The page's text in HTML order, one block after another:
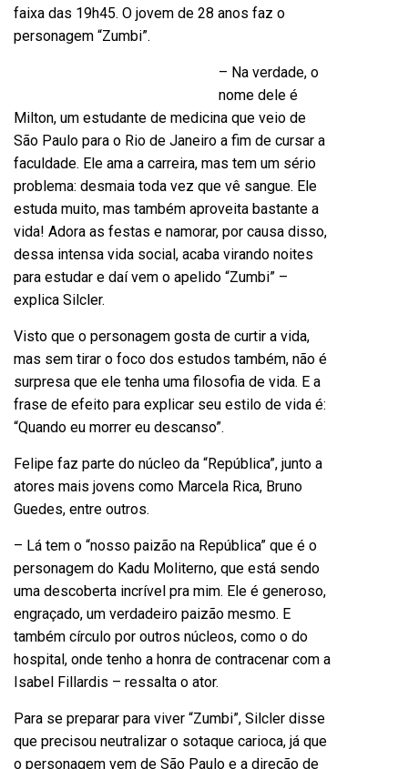
faixa das 19h45. O jovem de 28 anos faz o
personagem “Zumbi”.
– Na verdade, o
nome dele é
Milton, um estudante de medicina que veio de
São Paulo para o Rio de Janeiro a fim de cursar a
faculdade. Ele ama a carreira, mas tem um sério
problema: desmaia toda vez que vê sangue. Ele
estuda muito, mas também aproveita bastante a
vida! Adora as festas e namorar, por causa disso,
dessa intensa vida social, acaba virando noites
para estudar e daí vem o apelido “Zumbi” –
explica Silcler.
Visto que o personagem gosta de curtir a vida,
mas sem tirar o foco dos estudos também, não é
surpresa que ele tenha uma filosofia de vida. E a
frase de efeito para explicar seu estilo de vida é:
“Quando eu morrer eu descanso”.
Felipe faz parte do núcleo da “República”, junto a
atores mais jovens como Marcela Rica, Bruno
Guedes, entre outros.
– Lá tem o “nosso paizão na República” que é o
personagem do Kadu Moliterno, que está sendo
uma descoberta incrível pra mim. Ele é generoso,
engraçado, um verdadeiro paizão mesmo. E
também círculo por outros núcleos, como o do
hospital, onde tenho a honra de contracenar com a
Isabel Fillardis – ressalta o ator.
Para se preparar para viver “Zumbi”, Silcler disse
que precisou neutralizar o sotaque carioca, já que
o personagem vem de São Paulo e a direção de